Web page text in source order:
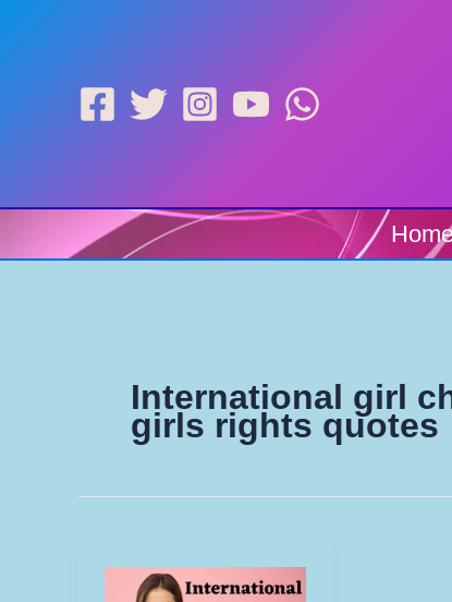
International girl
girls rights quotes